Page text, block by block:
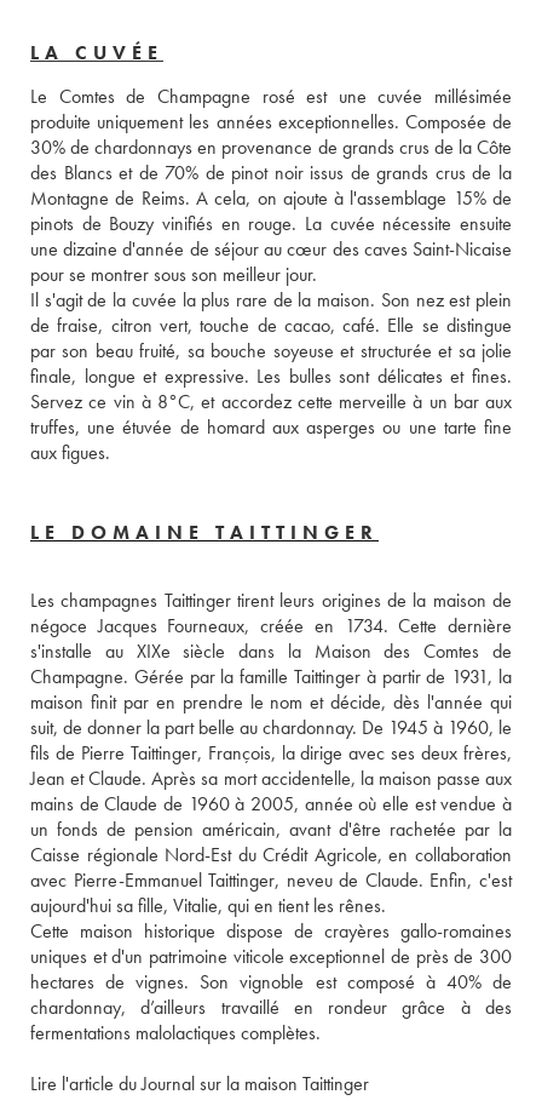
LA CUVÉE
Le Comtes de Champagne rosé est une cuvée millésimée
produite uniquement les années exceptionnelles. Composée de
30% de chardonnays en provenance de grands crus de la Côte
des Blancs et de 70% de pinot noir issus de grands crus de la
Montagne de Reims. A cela, on ajoute à l'assemblage 15% de
pinots de Bouzy vinifiés en rouge. La cuvée nécessite ensuite
une dizaine d'année de séjour au cœur des caves Saint-Nicaise
pour se montrer sous son meilleur jour.
Il s'agit de la cuvée la plus rare de la maison. Son nez est plein
de fraise, citron vert, touche de cacao, café. Elle se distingue
par son beau fruité, sa bouche soyeuse et structurée et sa jolie
finale, longue et expressive. Les bulles sont délicates et fines.
Servez ce vin à 8°C, et accordez cette merveille à un bar aux
truffes, une étuvée de homard aux asperges ou une tarte fine
aux figues.
LE DOMAINE TAITTINGER
Les champagnes Taittinger tirent leurs origines de la maison de
négoce Jacques Fourneaux, créée en 1734. Cette dernière
s'installe au XIXe siècle dans la Maison des Comtes de
Champagne. Gérée par la famille Taittinger à partir de 1931, la
maison finit par en prendre le nom et décide, dès l'année qui
suit, de donner la part belle au chardonnay. De 1945 à 1960, le
fils de Pierre Taittinger, François, la dirige avec ses deux frères,
Jean et Claude. Après sa mort accidentelle, la maison passe aux
mains de Claude de 1960 à 2005, année où elle est vendue à
un fonds de pension américain, avant d'être rachetée par la
Caisse régionale Nord-Est du Crédit Agricole, en collaboration
avec Pierre-Emmanuel Taittinger, neveu de Claude. Enfin, c'est
aujourd'hui sa fille, Vitalie, qui en tient les rênes.
Cette maison historique dispose de crayères gallo-romaines
uniques et d'un patrimoine viticole exceptionnel de près de 300
hectares de vignes. Son vignoble est composé à 40% de
chardonnay, d’ailleurs travaillé en rondeur grâce à des
fermentations malolactiques complètes.
Lire l'article du Journal sur la maison Taittinger